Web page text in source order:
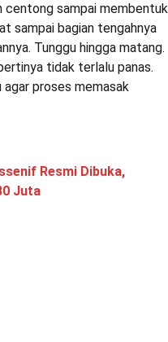
centong sampai membentuk
sampai bagian tengahnya
Tunggu hingga matang.
tidak terlalu panas.
proses memasak
Resmi Dibuka,
Juta